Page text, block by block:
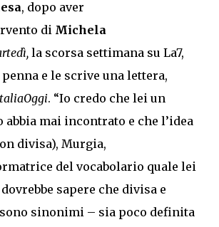
, dopo aver
di Michela
la scorsa settimana su La7,
e le scrive una lettera,
. “Io credo che lei un
mai incontrato e che l’idea
divisa), Murgia,
del vocabolario quale lei
sapere che divisa e
sinonimi – sia poco definita